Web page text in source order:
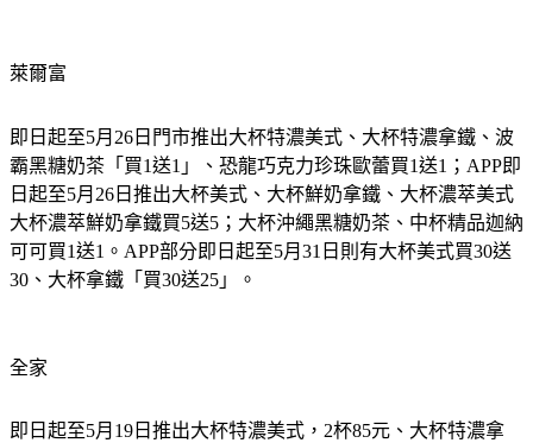
萊爾富
即日起至5月26日門市推出大杯特濃美式、大杯特濃拿鐵、波
霸黑糖奶茶「買1送1」、恐龍巧克力珍珠歐蕾買1送1；APP即
日起至5月26日推出大杯美式、大杯鮮奶拿鐵、大杯濃萃美式
大杯濃萃鮮奶拿鐵買5送5；大杯沖繩黑糖奶茶、中杯精品迦納
可可買1送1。APP部分即日起至5月31日則有大杯美式買30送
30、大杯拿鐵「買30送25」。
全家
即日起至5月19日推出大杯特濃美式，2杯85元、大杯特濃拿